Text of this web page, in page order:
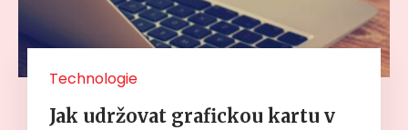
Technologie
Jak udržovat grafickou kartu v